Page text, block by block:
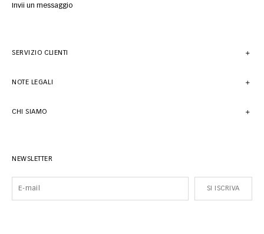
Invii un messaggio
SERVIZIO CLIENTI
NOTE LEGALI
CHI SIAMO
NEWSLETTER
SI ISCRIVA